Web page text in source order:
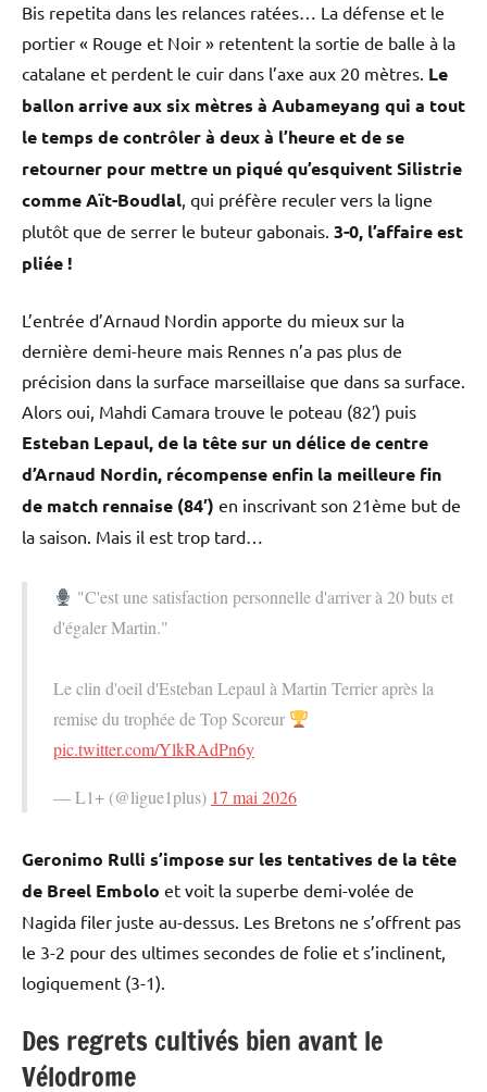
Bis repetita dans les relances ratées… La défense et le
portier « Rouge et Noir » retentent la sortie de balle à la
catalane et perdent le cuir dans l’axe aux 20 mètres. Le
ballon arrive aux six mètres à Aubameyang qui a tout
le temps de contrôler à deux à l’heure et de se
retourner pour mettre un piqué qu’esquivent Silistrie
comme Aït-Boudlal, qui préfère reculer vers la ligne
plutôt que de serrer le buteur gabonais. 3-0, l’affaire est
pliée !
L’entrée d’Arnaud Nordin apporte du mieux sur la
dernière demi-heure mais Rennes n’a pas plus de
précision dans la surface marseillaise que dans sa surface.
Alors oui, Mahdi Camara trouve le poteau (82′) puis
Esteban Lepaul, de la tête sur un délice de centre
d’Arnaud Nordin, récompense enfin la meilleure fin
de match rennaise (84′) en inscrivant son 21ème but de
la saison. Mais il est trop tard…
"C'est une satisfaction personnelle d'arriver à 20 buts et
d'égaler Martin."
Le clin d'oeil d'Esteban Lepaul à Martin Terrier après la
remise du trophée de Top Scoreur
pic.twitter.com/YlkRAdPn6y
— L1+ (@ligue1plus) 17 mai 2026
Geronimo Rulli s’impose sur les tentatives de la tête
de Breel Embolo et voit la superbe demi-volée de
Nagida filer juste au-dessus. Les Bretons ne s’offrent pas
le 3-2 pour des ultimes secondes de folie et s’inclinent,
logiquement (3-1).
Des regrets cultivés bien avant le
Vélodrome